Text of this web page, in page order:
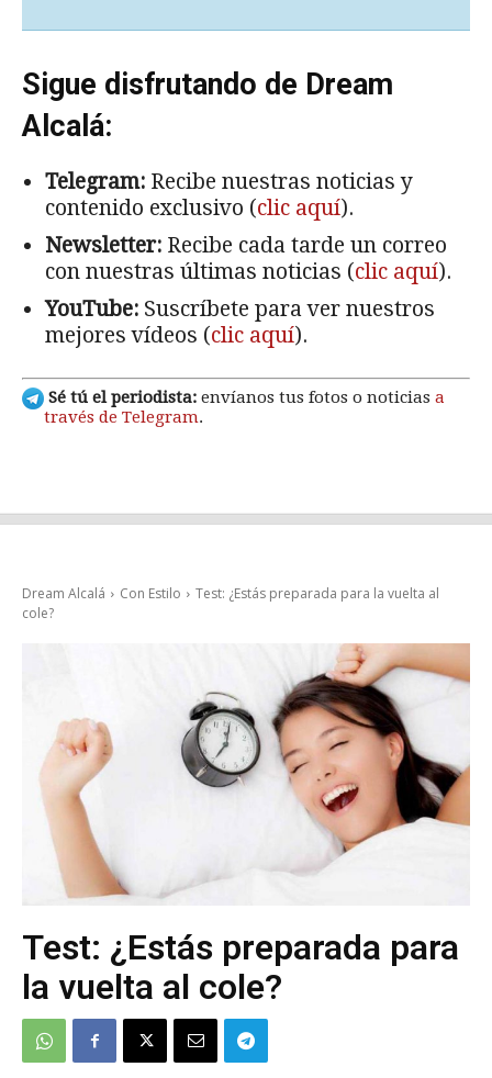
Sigue disfrutando de Dream
Alcalá:
Telegram: Recibe nuestras noticias y
contenido exclusivo (clic aquí).
Newsletter: Recibe cada tarde un correo
con nuestras últimas noticias (clic aquí).
YouTube: Suscríbete para ver nuestros
mejores vídeos (clic aquí).
Sé tú el periodista: envíanos tus fotos o noticias a
través de Telegram.